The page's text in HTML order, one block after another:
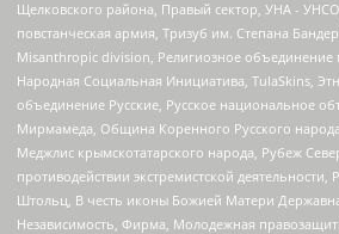
Щелковского района, Правый сектор, УНА -
повстанческая армия, Тризуб им. Степана
Misanthropic division, Религиозное объединение
Народная Социальная Инициатива, TulaSkins,
объединение Русские, Русское национальное
Мирмамеда, Община Коренного Русского
Меджлис крымскотатарского народа, Рубеж
противодействии экстремистской
Штольц, В честь иконы Божией Матери
Независимость, Фирма, Молодежная